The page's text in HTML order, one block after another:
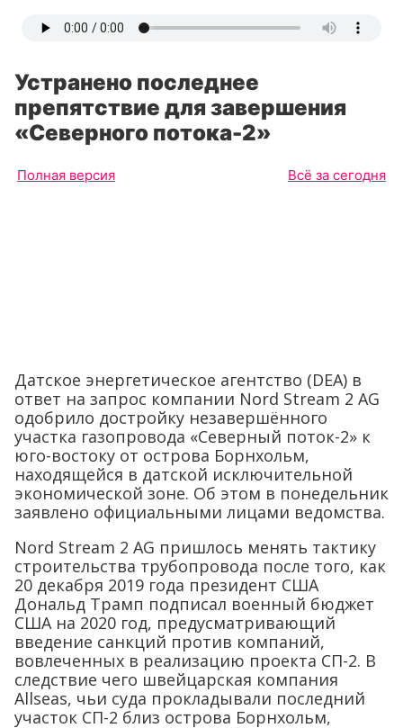
Устранено последнее
препятствие для завершения
«Северного потока-2»
Полная версия Всё за сегодня
Датское энергетическое агентство (DEA) в
ответ на запрос компании Nord Stream 2 AG
одобрило достройку незавершённого
участка газопровода «Северный поток-2» к
юго-востоку от острова Борнхольм,
находящейся в датской исключительной
экономической зоне. Об этом в понедельник
заявлено официальными лицами ведомства.
Nord Stream 2 AG пришлось менять тактику
строительства трубопровода после того, как
20 декабря 2019 года президент США
Дональд Трамп подписал военный бюджет
США на 2020 год, предусматривающий
введение санкций против компаний,
вовлеченных в реализацию проекта СП-2. В
следствие чего швейцарская компания
Allseas, чьи суда прокладывали последний
участок СП-2 близ острова Борнхольм,